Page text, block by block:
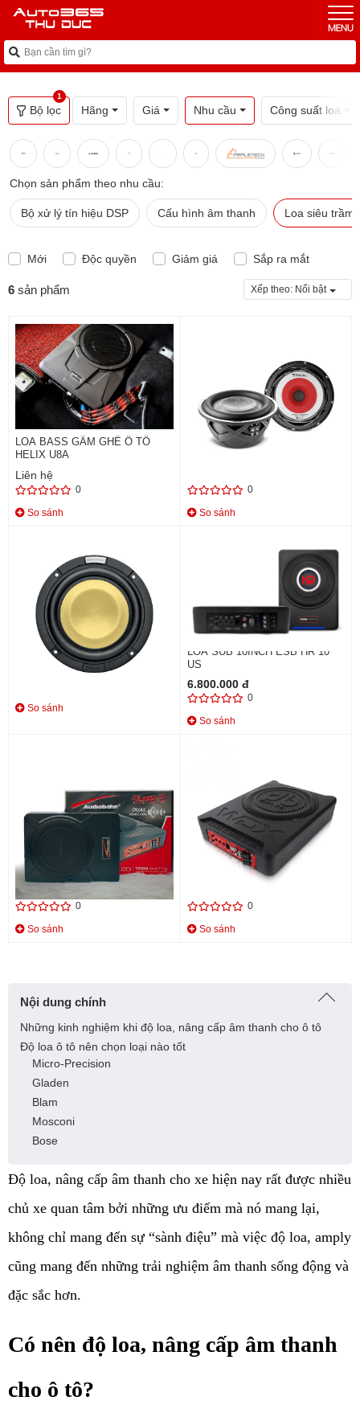
Bộ lọc
1
Hãng Giá Nhu cầu Công suất loa
Chọn sản phẩm theo nhu cầu:
Bộ xử lý tín hiệu DSP Cấu hình âm thanh Loa siêu trầm
Mới Độc quyền Giảm giá Sắp ra mắt
6 sản phẩm Xếp theo: Nổi bật
LOA BASS GẦM GHẾ Ô TÔ
HELIX U8A
Liên hệ
0
So sánh
LOA SUB Ô TÔ FOCAL UTOPIA
0
So sánh
LOA SUB FOCAL 5 KM
14.000.000 đ
So sánh
LOA SUB 10INCH ESB HR 10
US
6.800.000 đ
0
So sánh
Sub gầm ghế Audiobahn AB-
10AW.2D
4.800.000 đ
0
So sánh
LOA SUB GẦM GHẾ DB
DRIVER WDX-AS10
0
So sánh
Nội dung chính
Những kinh nghiệm khi độ loa, nâng cấp âm thanh cho ô tô
Độ loa ô tô nên chọn loại nào tốt
Micro-Precision
Gladen
Blam
Mosconi
Bose
Độ loa, nâng cấp âm thanh cho xe hiện nay rất được nhiều
chủ xe quan tâm bởi những ưu điểm mà nó mang lại,
không chỉ mang đến sự “sành điệu” mà việc độ loa, amply
cũng mang đến những trải nghiệm âm thanh sống động và
đặc sắc hơn.
Có nên độ loa, nâng cấp âm thanh
cho ô tô?